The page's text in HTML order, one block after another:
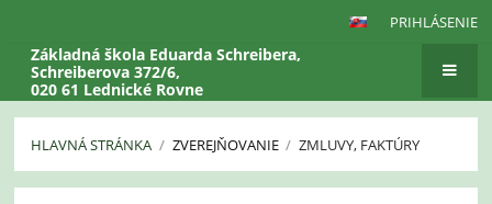
PRIHLÁSENIE
Základná škola Eduarda Schreibera,
Schreiberova 372/6,
020 61 Lednické Rovne
HLAVNÁ STRÁNKA / ZVEREJŇOVANIE / ZMLUVY, FAKTÚRY